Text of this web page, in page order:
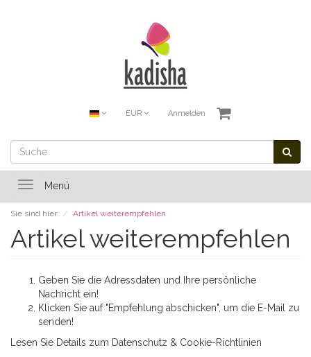
EUR Anmelden
ToggleMenü
Sie sind hier: Artikel weiterempfehlen
Artikel weiterempfehlen
Geben Sie die Adressdaten und Ihre persönliche
Nachricht ein!
Klicken Sie auf "Empfehlung abschicken", um die E-Mail zu
senden!
Lesen Sie Details zum Datenschutz & Cookie-Richtlinien